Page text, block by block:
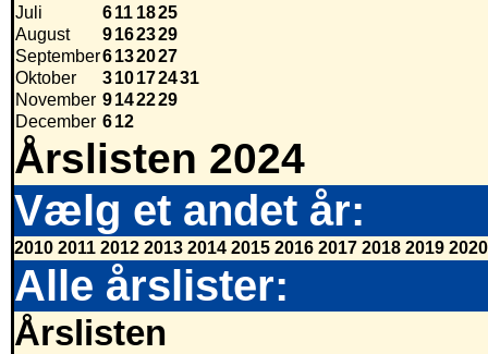
Juli 611 1825
August
9162329
September6132027
Oktober
310172431
November 9142229
December 612
Årslisten 2024
Vælg et andet år:
2010 2011 2012 2013 2014 2015 2016 2017 2018 2019 2020
Alle årslister:
Årslisten